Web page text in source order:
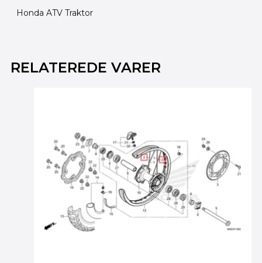
Honda ATV Traktor
RELATEREDE VARER